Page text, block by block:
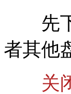
先下
者其他
关